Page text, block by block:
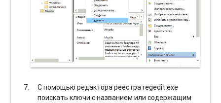
С помощью редактора реестра regedit.exe
поискать ключи с названием или содержащим